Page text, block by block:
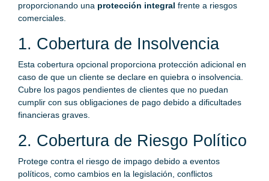
proporcionando una protección integral frente a riesgos
comerciales.
1. Cobertura de Insolvencia
Esta cobertura opcional proporciona protección adicional en
caso de que un cliente se declare en quiebra o insolvencia.
Cubre los pagos pendientes de clientes que no puedan
cumplir con sus obligaciones de pago debido a dificultades
financieras graves.
2. Cobertura de Riesgo Político
Protege contra el riesgo de impago debido a eventos
políticos, como cambios en la legislación, conflictos